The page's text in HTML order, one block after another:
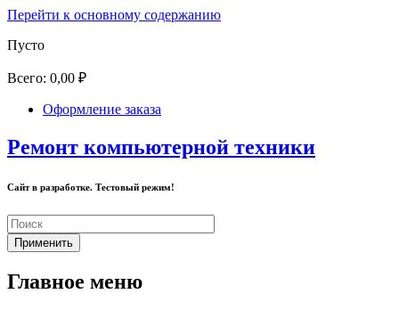
Перейти к основному содержанию
Пусто
Всего: 0,00 ₽
Оформление заказа
Ремонт компьютерной техники
Сайт в разработке. Тестовый режим!
Главное меню